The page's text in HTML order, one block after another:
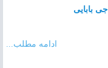
بابایی
ادامه مطلب...